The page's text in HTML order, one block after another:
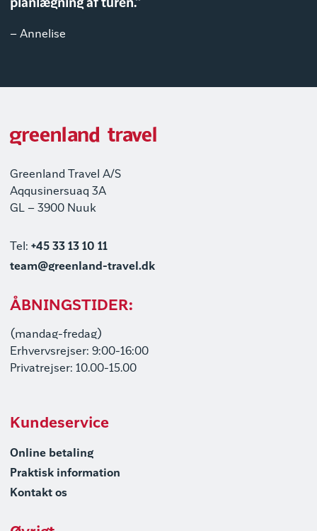
planlægning af turen."
– Annelise
Greenland Travel A/S
Aqqusinersuaq 3A
GL – 3900 Nuuk
Tel: +45 33 13 10 11
team@greenland-travel.dk
ÅBNINGSTIDER:
(mandag-fredag)
Erhvervsrejser: 9:00-16:00
Privatrejser: 10.00-15.00
Kundeservice
Online betaling
Praktisk information
Kontakt os